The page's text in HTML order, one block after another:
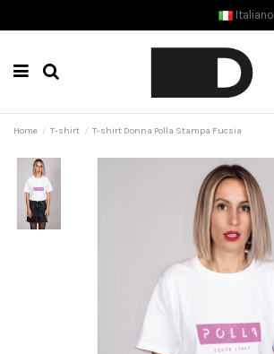
Italiano
Home T-shirt T-shirt Donna Polla Stampa Fucsia